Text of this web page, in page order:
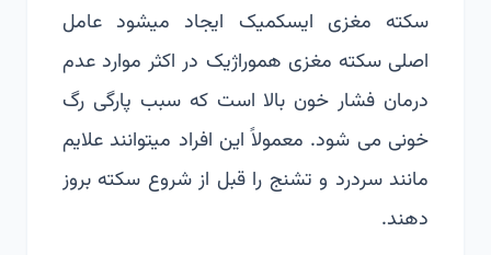
سکته مغزی ایسکمیک ایجاد میشود عامل
اصلی سکته مغزی هموراژیک در اکثر موارد عدم
درمان فشار خون بالا است که سبب پارگی رگ
خونی می شود. معمولاً این افراد میتوانند علایم
مانند سردرد و تشنج را قبل از شروع سکته بروز
دهند.